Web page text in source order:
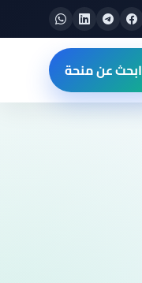
ابحث عن منحة